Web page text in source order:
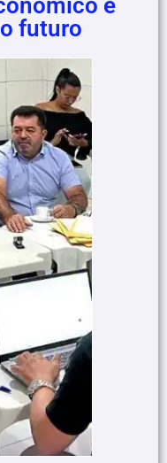
futuro